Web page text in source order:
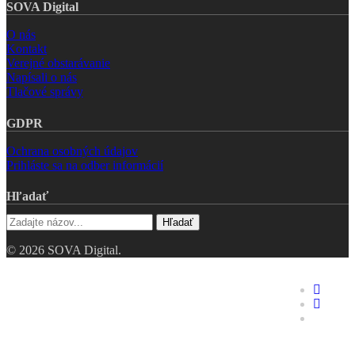
SOVA Digital
O nás
Kontakt
Verejné obstarávanie
Napísali o nás
Tlačové správy
GDPR
Ochrana osobných údajov
Prihláste sa na odber informácií
Hľadať
Hľadať
© 2026 SOVA Digital.
linkedin